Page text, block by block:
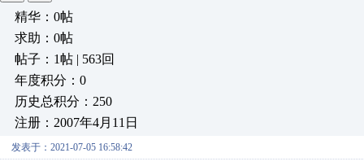
精华：0帖
求助：0帖
帖子：1帖 | 563回
年度积分：0
历史总积分：250
注册：2007年4月11日
发表于：2021-07-05 16:58:42